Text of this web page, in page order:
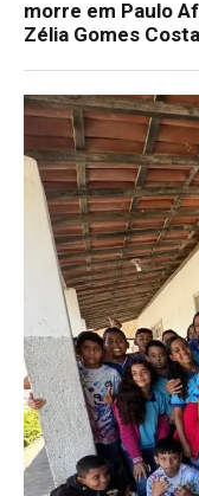
morre em Paulo
Zélia Gomes Costa